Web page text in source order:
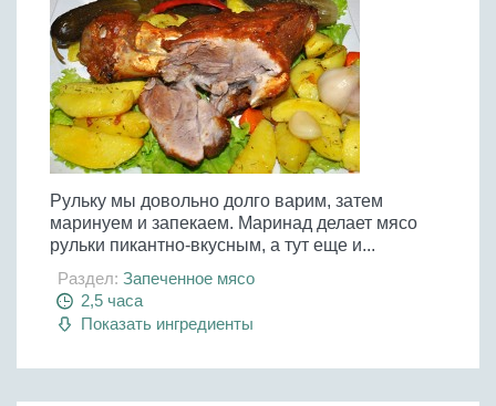
Рульку мы довольно долго варим, затем
маринуем и запекаем. Маринад делает мясо
рульки пикантно-вкусным, а тут еще и...
Раздел: Запеченное мясо
2,5 часа
Показать ингредиенты